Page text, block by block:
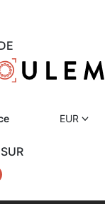
EUR